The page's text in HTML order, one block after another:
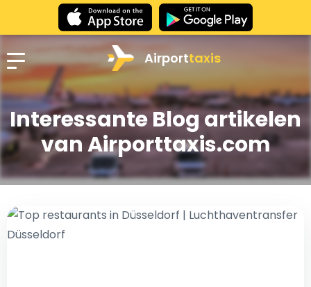
Airporttaxis
Interessante Blog artikelen
van Airporttaxis.com